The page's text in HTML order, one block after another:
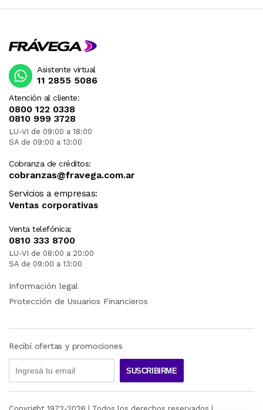
Atención al cliente:
0800 122 0338
0810 999 3728
LU-VI de 09:00 a 18:00
SA de 09:00 a 13:00
Cobranza de créditos:
cobranzas@fravega.com.ar
Servicios a empresas:
Ventas corporativas
Venta telefónica:
0810 333 8700
LU-VI de 08:00 a 20:00
SA de 09:00 a 13:00
Asistente virtual
11 2855 5086
Información legal
Protección de Usuarios Financieros
Recibí ofertas y promociones
SUSCRIBIRME